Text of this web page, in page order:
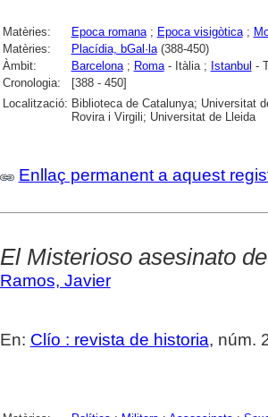
Matèries: Epoca romana; Epoca visigòtica;
Matèries:
Placídia, bGal·la(388-450)
Àmbit:
Barcelona; Roma- Itàlia ; Istanbul -
Cronologia:
[388 - 450]
Localització: Biblioteca de Catalunya; Universitat
Rovira i Virgili; Universitat de Lleida
Enllaç permanent a aquest
El Misterioso asesinato
Ramos, Javier
En: Clío : revista de historia, núm.